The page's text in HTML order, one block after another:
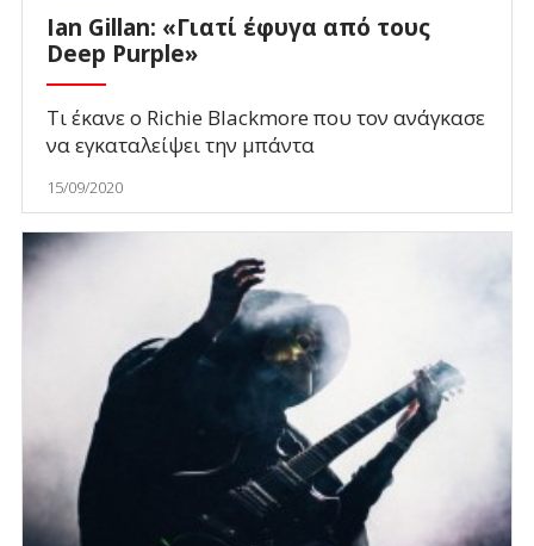
Ian Gillan: «Γιατί έφυγα από τους
Deep Purple»
Τι έκανε ο Richie Blackmore που τον ανάγκασε
να εγκαταλείψει την μπάντα
15/09/2020